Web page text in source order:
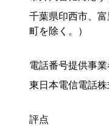
千葉県印西市、
町を除く。）
電話番号提供事業
東日本電信電話株
評点